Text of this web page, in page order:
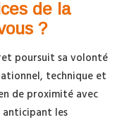
de la
?
poursuit sa volonté
technique et
de proximité avec
les